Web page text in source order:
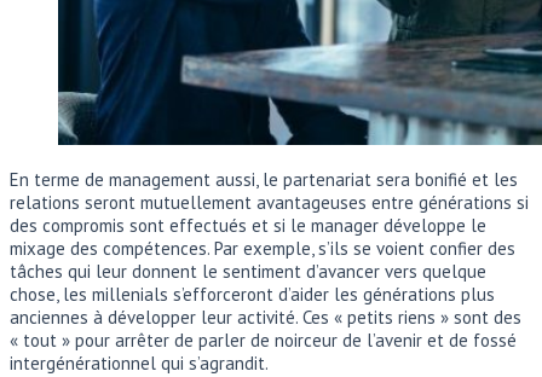
En terme de management aussi, le partenariat sera bonifié et les
relations seront mutuellement avantageuses entre générations si
des compromis sont effectués et si le manager développe le
mixage des compétences. Par exemple, s’ils se voient confier des
tâches qui leur donnent le sentiment d’avancer vers quelque
chose, les millenials s’efforceront d’aider les générations plus
anciennes à développer leur activité. Ces « petits riens » sont des
« tout » pour arrêter de parler de noirceur de l’avenir et de fossé
intergénérationnel qui s’agrandit.